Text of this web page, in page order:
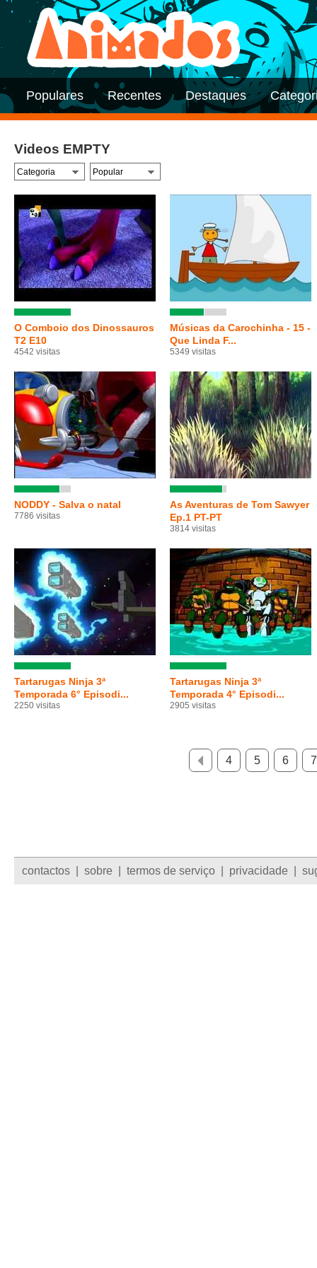
Populares Recentes Destaques
Videos EMPTY
O Comboio dos Dinossauros
T2 E10
4542 visitas
Músicas da Carochinha - 15 -
Que Linda F...
5349 visitas
NODDY - Salva o natal
7786 visitas
As Aventuras de Tom Sawyer
Ep.1 PT-PT
3814 visitas
Tartarugas Ninja 3ª
Temporada 6° Episodi...
2250 visitas
Tartarugas Ninja 3ª
Temporada 4° Episodi...
2905 visitas
4 5 6 7
contactos sobre termos de serviço privacidade